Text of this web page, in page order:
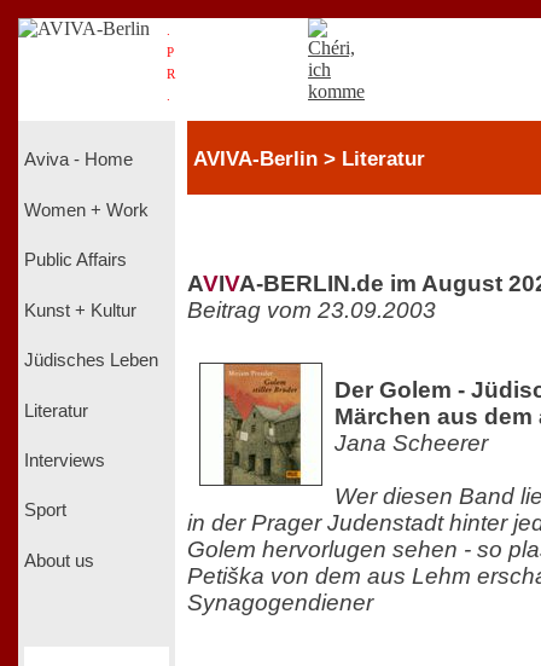
P
R
Aviva - Home
Women + Work
Public Affairs
Kunst + Kultur
Jüdisches Leben
Literatur
Interviews
Sport
About us
AVIVA-Berlin > Literatur
AVIVA-BERLIN.de im August
Beitrag vom 23.09.2003
Der Golem -
Märchen aus dem
Jana Scheerer
Wer diesen Band
in der Prager Judenstadt hinter
Golem hervorlugen sehen - so
Petiška von dem aus Lehm
Synagogendiener